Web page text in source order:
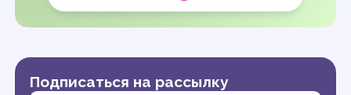
Подписаться на рассылку